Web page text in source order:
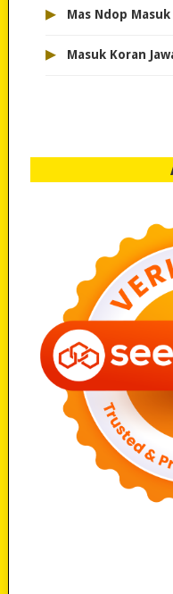
▸ Mas Ndop
▸ Masuk Koran